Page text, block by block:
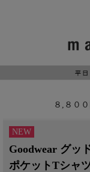
８,８０
NEW
Goodwear グッ
ポケットTシャ